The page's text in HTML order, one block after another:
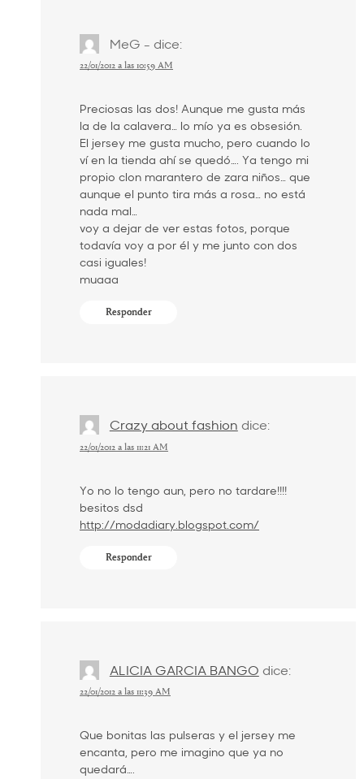
MeG - dice:
22/01/2012 a las 10:59 AM
Preciosas las dos! Aunque me gusta más
la de la calavera… lo mío ya es obsesión.
El jersey me gusta mucho, pero cuando lo
ví en la tienda ahí se quedó…. Ya tengo mi
propio clon marantero de zara niños… que
aunque el punto tira más a rosa… no está
nada mal…
voy a dejar de ver estas fotos, porque
todavía voy a por él y me junto con dos
casi iguales!
muaaa
Responder
Crazy about fashion dice:
22/01/2012 a las 11:21 AM
Yo no lo tengo aun, pero no tardare!!!!
besitos dsd
http://modadiary.blogspot.com/
Responder
ALICIA GARCIA BANGO dice:
22/01/2012 a las 11:39 AM
Que bonitas las pulseras y el jersey me
encanta, pero me imagino que ya no
quedará….